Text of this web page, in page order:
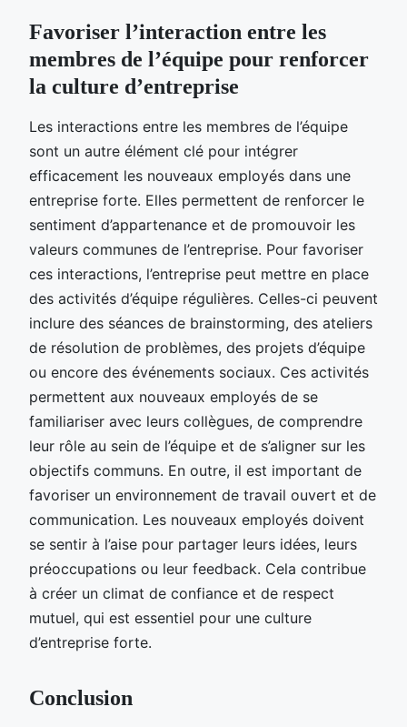
Favoriser l’interaction entre les
membres de l’équipe pour renforcer
la culture d’entreprise
Les interactions entre les membres de l’équipe
sont un autre élément clé pour intégrer
efficacement les nouveaux employés dans une
entreprise forte. Elles permettent de renforcer le
sentiment d’appartenance et de promouvoir les
valeurs communes de l’entreprise. Pour favoriser
ces interactions, l’entreprise peut mettre en place
des activités d’équipe régulières. Celles-ci peuvent
inclure des séances de brainstorming, des ateliers
de résolution de problèmes, des projets d’équipe
ou encore des événements sociaux. Ces activités
permettent aux nouveaux employés de se
familiariser avec leurs collègues, de comprendre
leur rôle au sein de l’équipe et de s’aligner sur les
objectifs communs. En outre, il est important de
favoriser un environnement de travail ouvert et de
communication. Les nouveaux employés doivent
se sentir à l’aise pour partager leurs idées, leurs
préoccupations ou leur feedback. Cela contribue
à créer un climat de confiance et de respect
mutuel, qui est essentiel pour une culture
d’entreprise forte.
Conclusion